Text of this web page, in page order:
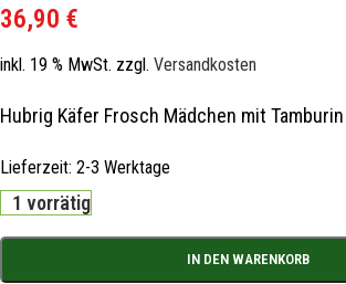
36,90 €
inkl. 19 % MwSt. zzgl. Versandkosten
Hubrig Käfer Frosch Mädchen mit
Lieferzeit: 2-3 Werktage
1 vorrätig
IN DEN WARENKORB